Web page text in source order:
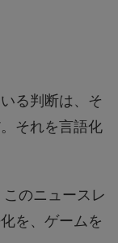
る判断は、そ
それを言語化
のニュースレ
を、ゲームを